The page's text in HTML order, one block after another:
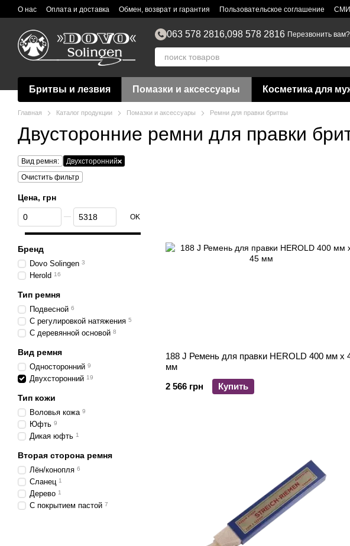
Перейти к основному контенту
О нас Оплата и доставка Обмен, возврат и гарантия Пользовательское соглашение СМИ
063 578 2816,098 578 2816 Перезвонить вам?
Бритвы и лезвия Помазки и аксессуары Косметика для
Главная Каталог продукции Помазки и аксессуары Ремни для правки бритвы
Двусторонние ремни для правки
188 J Ремень для правки HEROLD 400 мм х
мм
2 566 грн
Купить
Вид ремня:
Двухсторонний
Очистить фильтр
Цена, грн
От Цена, грн
До Цена, грн OK
Бренд
Dovo Solingen 3
Herold 16
Тип ремня
Подвесной 6
С регулировкой натяжения 5
С деревянной основой 8
Вид ремня
Односторонний 9
Двухсторонний 19
Тип кожи
Воловья кожа 9
Юфть 9
Дикая юфть 1
Вторая сторона ремня
Лён/конопля 6
Сланец 1
Дерево 1
С покрытием пастой 7